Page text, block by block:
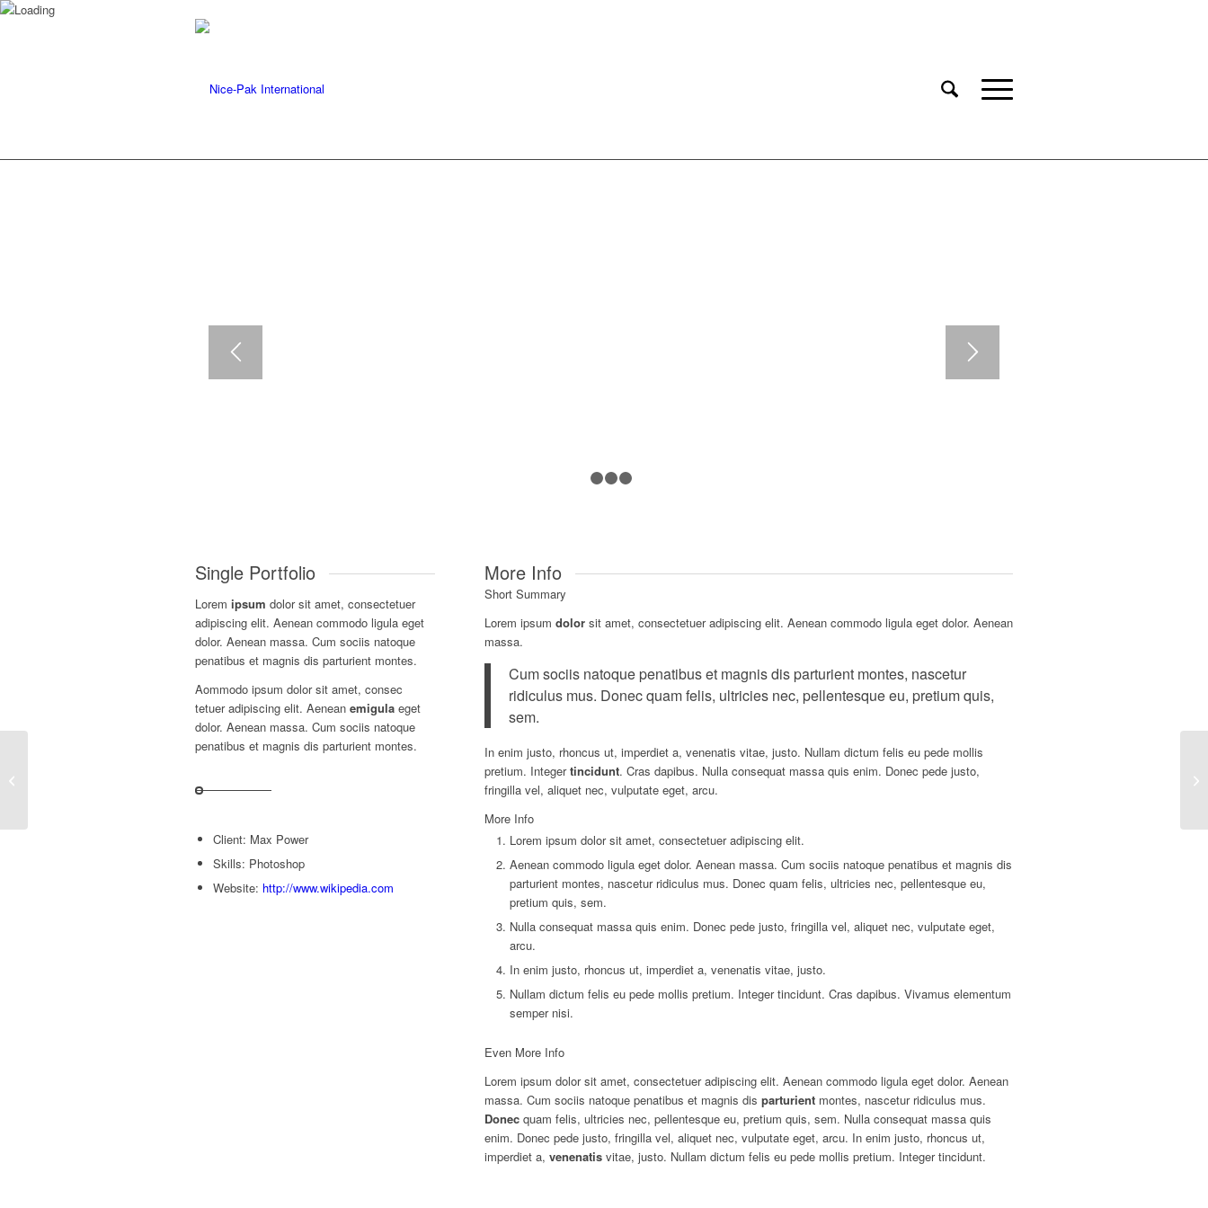
Lorem ipsum dolor sit amet, consectetuer adipiscing elit. Aenean commodo ligula eget dolor.
Single Portfolio
Lorem ipsum dolor sit amet, consectetuer
adipiscing elit. Aenean commodo ligula eget
dolor. Aenean massa. Cum sociis natoque
penatibus et magnis dis parturient montes.
Aommodo ipsum dolor sit amet, consec
tetuer adipiscing elit. Aenean emigula eget
dolor. Aenean massa. Cum sociis natoque
penatibus et magnis dis parturient montes.
Client: Max Power
Skills: Photoshop
Website: http://www.wikipedia.com
More Info
Short Summary
Lorem ipsum dolorsit amet, consectetuer adipiscing elit. Aenean commodo ligula eget dolor. Aenean
massa.
Cum sociis natoque penatibus et magnis dis parturient montes, nascetur
ridiculus mus. Donec quam felis, ultricies nec, pellentesque eu, pretium quis,
sem.
In enim justo, rhoncus ut, imperdiet a, venenatis vitae, justo. Nullam dictum felis eu pede mollis
pretium. Integertincidunt. Cras dapibus. Nulla consequat massa quis enim. Donec pede justo,
fringilla vel, aliquet nec, vulputate eget, arcu.
More Info
Lorem ipsum dolor sit amet, consectetuer adipiscing elit.
Aenean commodo ligula eget dolor. Aenean massa. Cum sociis natoque penatibus et magnis dis
parturient montes, nascetur ridiculus mus. Donec quam felis, ultricies nec, pellentesque eu,
pretium quis, sem.
Nulla consequat massa quis enim. Donec pede justo, fringilla vel, aliquet nec, vulputate eget,
arcu.
In enim justo, rhoncus ut, imperdiet a, venenatis vitae, justo.
Nullam dictum felis eu pede mollis pretium. Integer tincidunt. Cras dapibus. Vivamus elementum
semper nisi.
Even More Info
Lorem ipsum dolor sit amet, consectetuer adipiscing elit. Aenean commodo ligula eget dolor. Aenean
massa. Cum sociis natoque penatibus et magnis dis parturientmontes, nascetur ridiculus mus.
Donecquam felis, ultricies nec, pellentesque eu, pretium quis, sem. Nulla consequat massa quis
enim. Donec pede justo, fringilla vel, aliquet nec, vulputate eget, arcu. In enim justo, rhoncus ut,
imperdiet a, venenatisvitae, justo. Nullam dictum felis eu pede mollis pretium. Integer tincidunt.